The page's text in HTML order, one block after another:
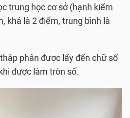
trung học cơ sở (hạnh kiểm
khá là 2 điểm, trung bình là
phân được lấy đến chữ số
được làm tròn số.